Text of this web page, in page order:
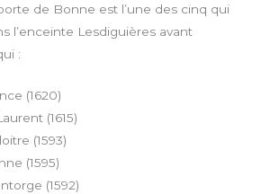
de Bonne est l’une des cinq qui
l’enceinte Lesdiguières avant
:
(1620)
(1615)
(1593)
(1595)
(1592)